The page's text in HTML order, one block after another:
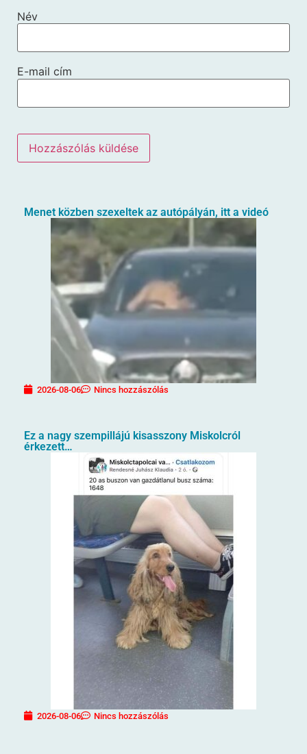
Név
E-mail cím
Menet közben szexeltek az autópályán, itt a videó
2026-08-06 Nincs hozzászólás
Ez a nagy szempillájú kisasszony Miskolcról
érkezett…
2026-08-06 Nincs hozzászólás